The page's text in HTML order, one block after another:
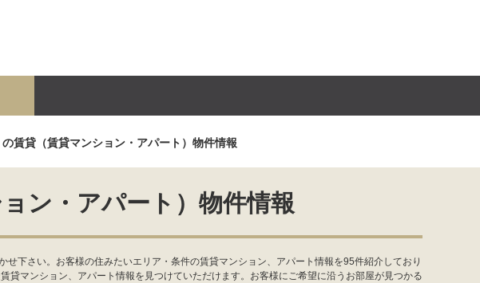
事業投資用
賃貸（賃貸マンション・アパート）物件情報
ン・アパート）物件情報
下さい。お客様の住みたいエリア・条件の賃貸マンション、アパート情報を95件紹介しており
マンション、アパート情報を見つけていただけます。お客様にご希望に沿うお部屋が見つかる